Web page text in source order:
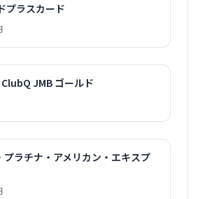
プラスカード
JMB ゴールド
プラチナ・アメリカン・エキスプ